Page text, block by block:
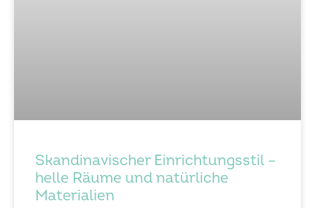
Skandinavischer Einrichtungsstil –
helle Räume und natürliche
Materialien